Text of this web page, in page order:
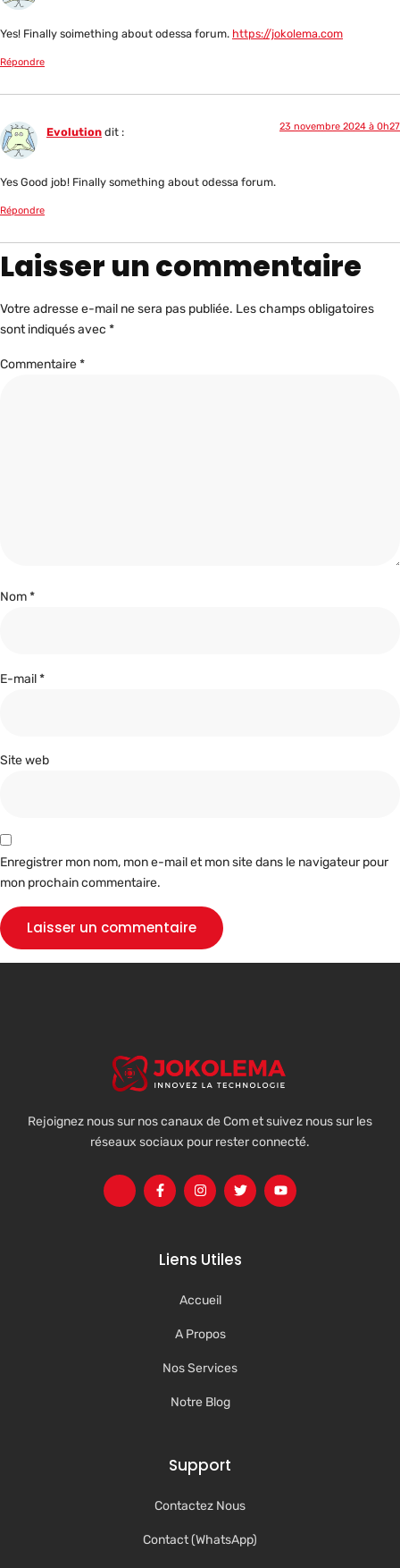
Yes! Finally soimething about odessa forum. https://jokolema.com
Répondre
Evolution dit : 23 novembre 2024 à 0h27
Yes Good job! Finally something about odessa forum.
Répondre
Laisser un commentaire
Votre adresse e-mail ne sera pas publiée. Les champs obligatoires
sont indiqués avec *
Commentaire*
Nom*
E-mail*
Site web
Enregistrer mon nom, mon e-mail et mon site dans le navigateur pour
mon prochain commentaire.
Rejoignez nous sur nos canaux de Com et suivez nous sur les
réseaux sociaux pour rester connecté.
Liens Utiles
Accueil
A Propos
Nos Services
Notre Blog
Support
Contactez Nous
Contact (WhatsApp)